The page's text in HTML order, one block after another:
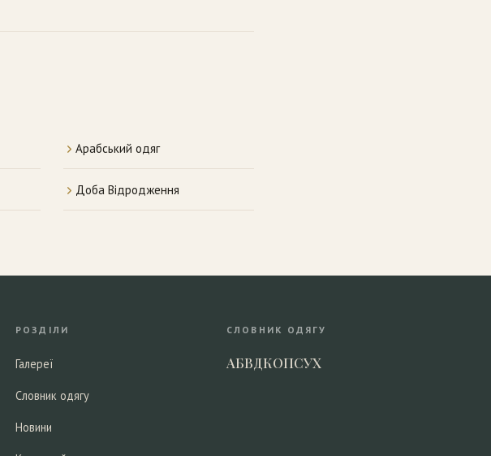
Арабський одяг
Доба Відродження
РОЗДІЛИ
Галереї
Словник одягу
Новини
СЛОВНИК ОДЯГУ
АБВДКОПСУХ